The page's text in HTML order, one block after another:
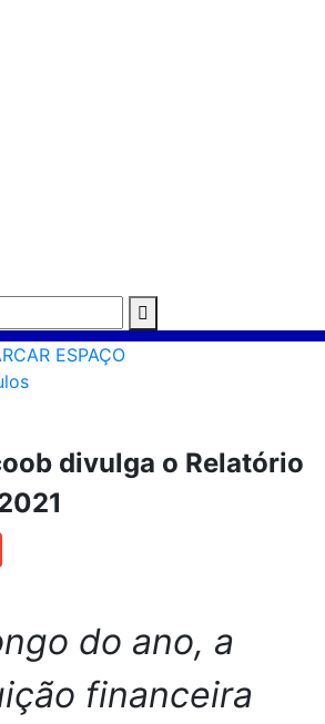
divulga o Relatório
do ano, a
financeira